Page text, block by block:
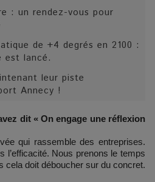
: un rendez-vous pour
de +4 degrés en 2100 :
est lancé.
leur piste
Annecy !
qui rassemble des entreprises.
l’efficacité. Nous prenons le temps
cela doit déboucher sur du concret.